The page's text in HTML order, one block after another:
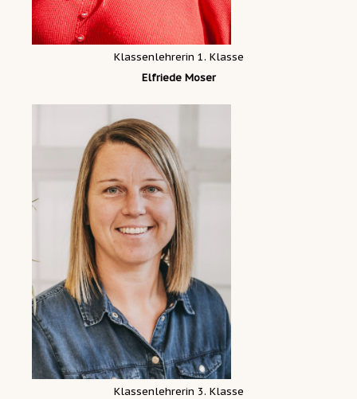
Klassenlehrerin 1. Klasse
Elfriede Moser
Klassenlehrerin 3. Klasse